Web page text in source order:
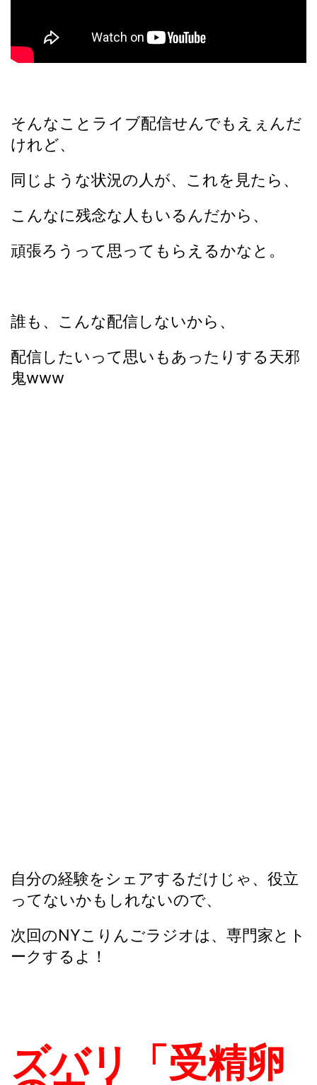
そんなことライブ配信せんでもえぇんだ
けれど、
同じような状況の人が、これを見たら、
こんなに残念な人もいるんだから、
頑張ろうって思ってもらえるかなと。
誰も、こんな配信しないから、
配信したいって思いもあったりする天邪
鬼www
自分の経験をシェアするだけじゃ、役立
ってないかもしれないので、
次回のNYこりんごラジオは、専門家とト
ークするよ！
ズバリ「受精卵